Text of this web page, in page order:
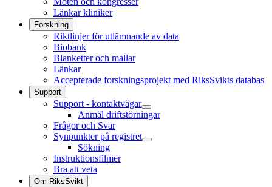
Länkar kliniker
Forskning
Riktlinjer för utlämnande av data
Biobank
Blanketter och mallar
Länkar
Accepterade forskningsprojekt med RiksSvikts databas
Support
Support - kontaktvägar
Anmäl driftstörningar
Frågor och Svar
Synpunkter på registret
Sökning
Instruktionsfilmer
Bra att veta
Om RiksSvikt